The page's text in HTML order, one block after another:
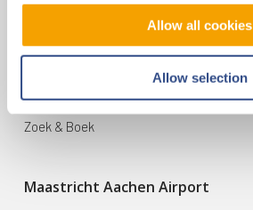
Allow all cookies
Allow selection
Bestemmingen
Mijn reis
Zoek & Boek
Maastricht Aachen Airport